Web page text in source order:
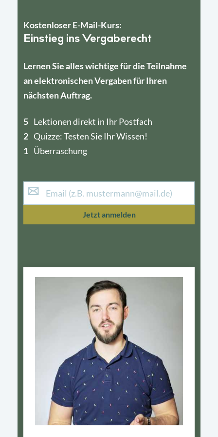
Kostenloser E-Mail-Kurs:
Einstieg ins Vergaberecht
Lernen Sie alles wichtige für die Teilnahme
an elektronischen Vergaben für Ihren
nächsten Auftrag.
5 Lektionen direkt in Ihr Postfach
2 Quizze: Testen Sie Ihr Wissen!
1 Überraschung
4
1
Jetzt anmelden